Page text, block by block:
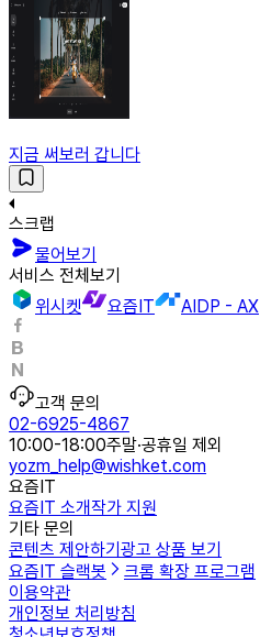
지금 써보러 갑니다
스크랩
물어보기
서비스 전체보기
위시켓
요즘IT AIDP - AX
고객 문의
02-6925-4867
10:00-18:00주말·공휴일 제외
yozm_help@wishket.com
요즘IT
요즘IT 소개작가 지원
기타 문의
콘텐츠 제안하기 광고 상품 보기
요즘IT 슬랙봇
크롬 확장 프로그램
이용약관
개인정보 처리방침